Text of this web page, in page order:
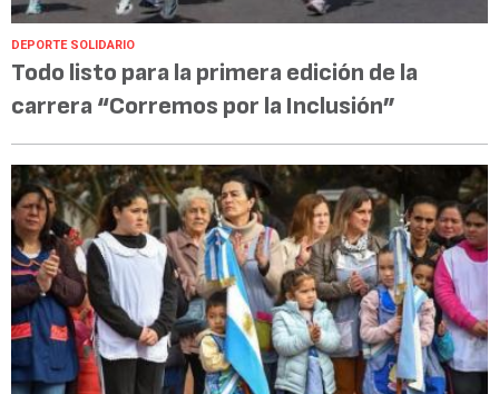
DEPORTE SOLIDARIO
Todo listo para la primera edición de la
carrera “Corremos por la Inclusión”